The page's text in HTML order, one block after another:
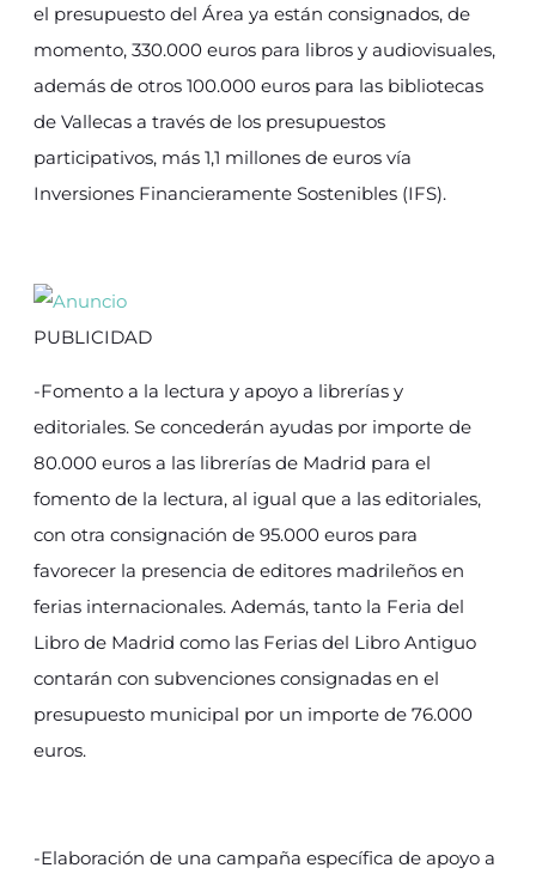
el presupuesto del Área ya están consignados, de
momento, 330.000 euros para libros y audiovisuales,
además de otros 100.000 euros para las bibliotecas
de Vallecas a través de los presupuestos
participativos, más 1,1 millones de euros vía
Inversiones Financieramente Sostenibles (IFS).
PUBLICIDAD
-Fomento a la lectura y apoyo a librerías y
editoriales. Se concederán ayudas por importe de
80.000 euros a las librerías de Madrid para el
fomento de la lectura, al igual que a las editoriales,
con otra consignación de 95.000 euros para
favorecer la presencia de editores madrileños en
ferias internacionales. Además, tanto la Feria del
Libro de Madrid como las Ferias del Libro Antiguo
contarán con subvenciones consignadas en el
presupuesto municipal por un importe de 76.000
euros.
-Elaboración de una campaña específica de apoyo a